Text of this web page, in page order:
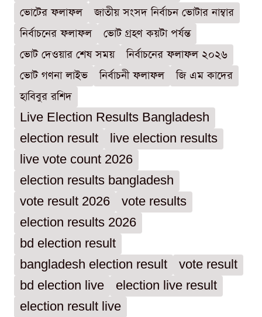
ভোটের ফলাফল
জাতীয় সংসদ নির্বাচন ভোটার নাম্বার
নির্বাচনের ফলাফল
ভোট গ্রহণ কয়টা পর্যন্ত
ভোট দেওয়ার শেষ সময়
নির্বাচনের ফলাফল ২০২৬
ভোট গণনা লাইভ
নির্বাচনী ফলাফল
জি এম কাদের
হাবিবুর রশিদ
Live Election Results Bangladesh
election result
live election results
live vote count 2026
election results bangladesh
vote result 2026
vote results
election results 2026
bd election result
bangladesh election result
vote result
bd election live
election live result
election result live